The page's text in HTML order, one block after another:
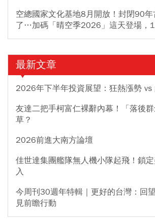
空總國家文化基地8月開放！封閉90年
了…加碼「晴空季2026」這天登場，
最新文章
2026年下半年投資展望：狂熱漲勢 vs
友達二把手柯富仁裸辭內幕！「落後
草？
2026前進大南方論壇
佳世達集團艦隊無人機小隊起飛！鎖
入
今周刊30週年特輯｜更好的台灣：回
見前瞻行動